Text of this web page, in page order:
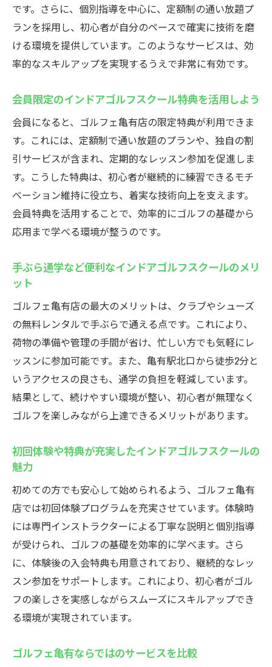
です。さらに、個別指導を中心に、定額制の通い放題プ
ランを採用し、初心者が自分のペースで確実に技術を磨
ける環境を提供しています。このようなサービスは、効
率的なスキルアップを実現するうえで非常に有効です。
会員限定のインドアゴルフスクール特典を活用しよう
会員になると、ゴルフェ亀有店の限定特典が利用できま
す。これには、定額制で通い放題のプランや、独自の割
引サービスが含まれ、定期的なレッスン参加を促進しま
す。こうした特典は、初心者が継続的に練習できるモチ
ベーション維持に役立ち、着実な技術向上を支えます。
会員特典を活用することで、効率的にゴルフの基礎から
応用まで学べる環境が整うのです。
手ぶら通学など便利なインドアゴルフスクールのメリ
ット
ゴルフェ亀有店の最大のメリットは、クラブやシューズ
の無料レンタルで手ぶらで通える点です。これにより、
荷物の準備や管理の手間が省け、忙しい方でも気軽にレ
ッスンに参加可能です。また、亀有駅北口から徒歩2分と
いうアクセスの良さも、通学の負担を軽減しています。
結果として、続けやすい環境が整い、初心者が無理なく
ゴルフを楽しみながら上達できるメリットがあります。
初回体験や特典が充実したインドアゴルフスクールの
魅力
初めての方でも安心して始められるよう、ゴルフェ亀有
店では初回体験プログラムを充実させています。体験時
には専門インストラクターによる丁寧な説明と個別指導
が受けられ、ゴルフの基礎を効率的に学べます。さら
に、体験後の入会特典も用意されており、継続的なレッ
スン参加をサポートします。これにより、初心者がゴル
フの楽しさを実感しながらスムーズにスキルアップでき
る環境が実現されています。
ゴルフェ亀有ならではのサービスを比較